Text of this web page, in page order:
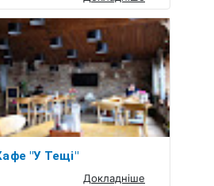
"У Тещi"
Докладніше